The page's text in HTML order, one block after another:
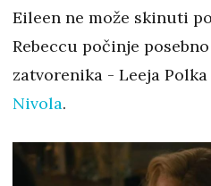
Eileen ne može skinuti
Rebeccu počinje
zatvorenika - Leeja
Nivola.